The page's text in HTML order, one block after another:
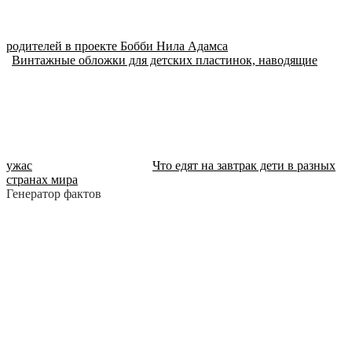
родителей в проекте Бобби Нила Адамса
Винтажные обложки для детских пластинок, наводящие
ужас
Что едят на завтрак дети в разных
странах мира
Генератор фактов